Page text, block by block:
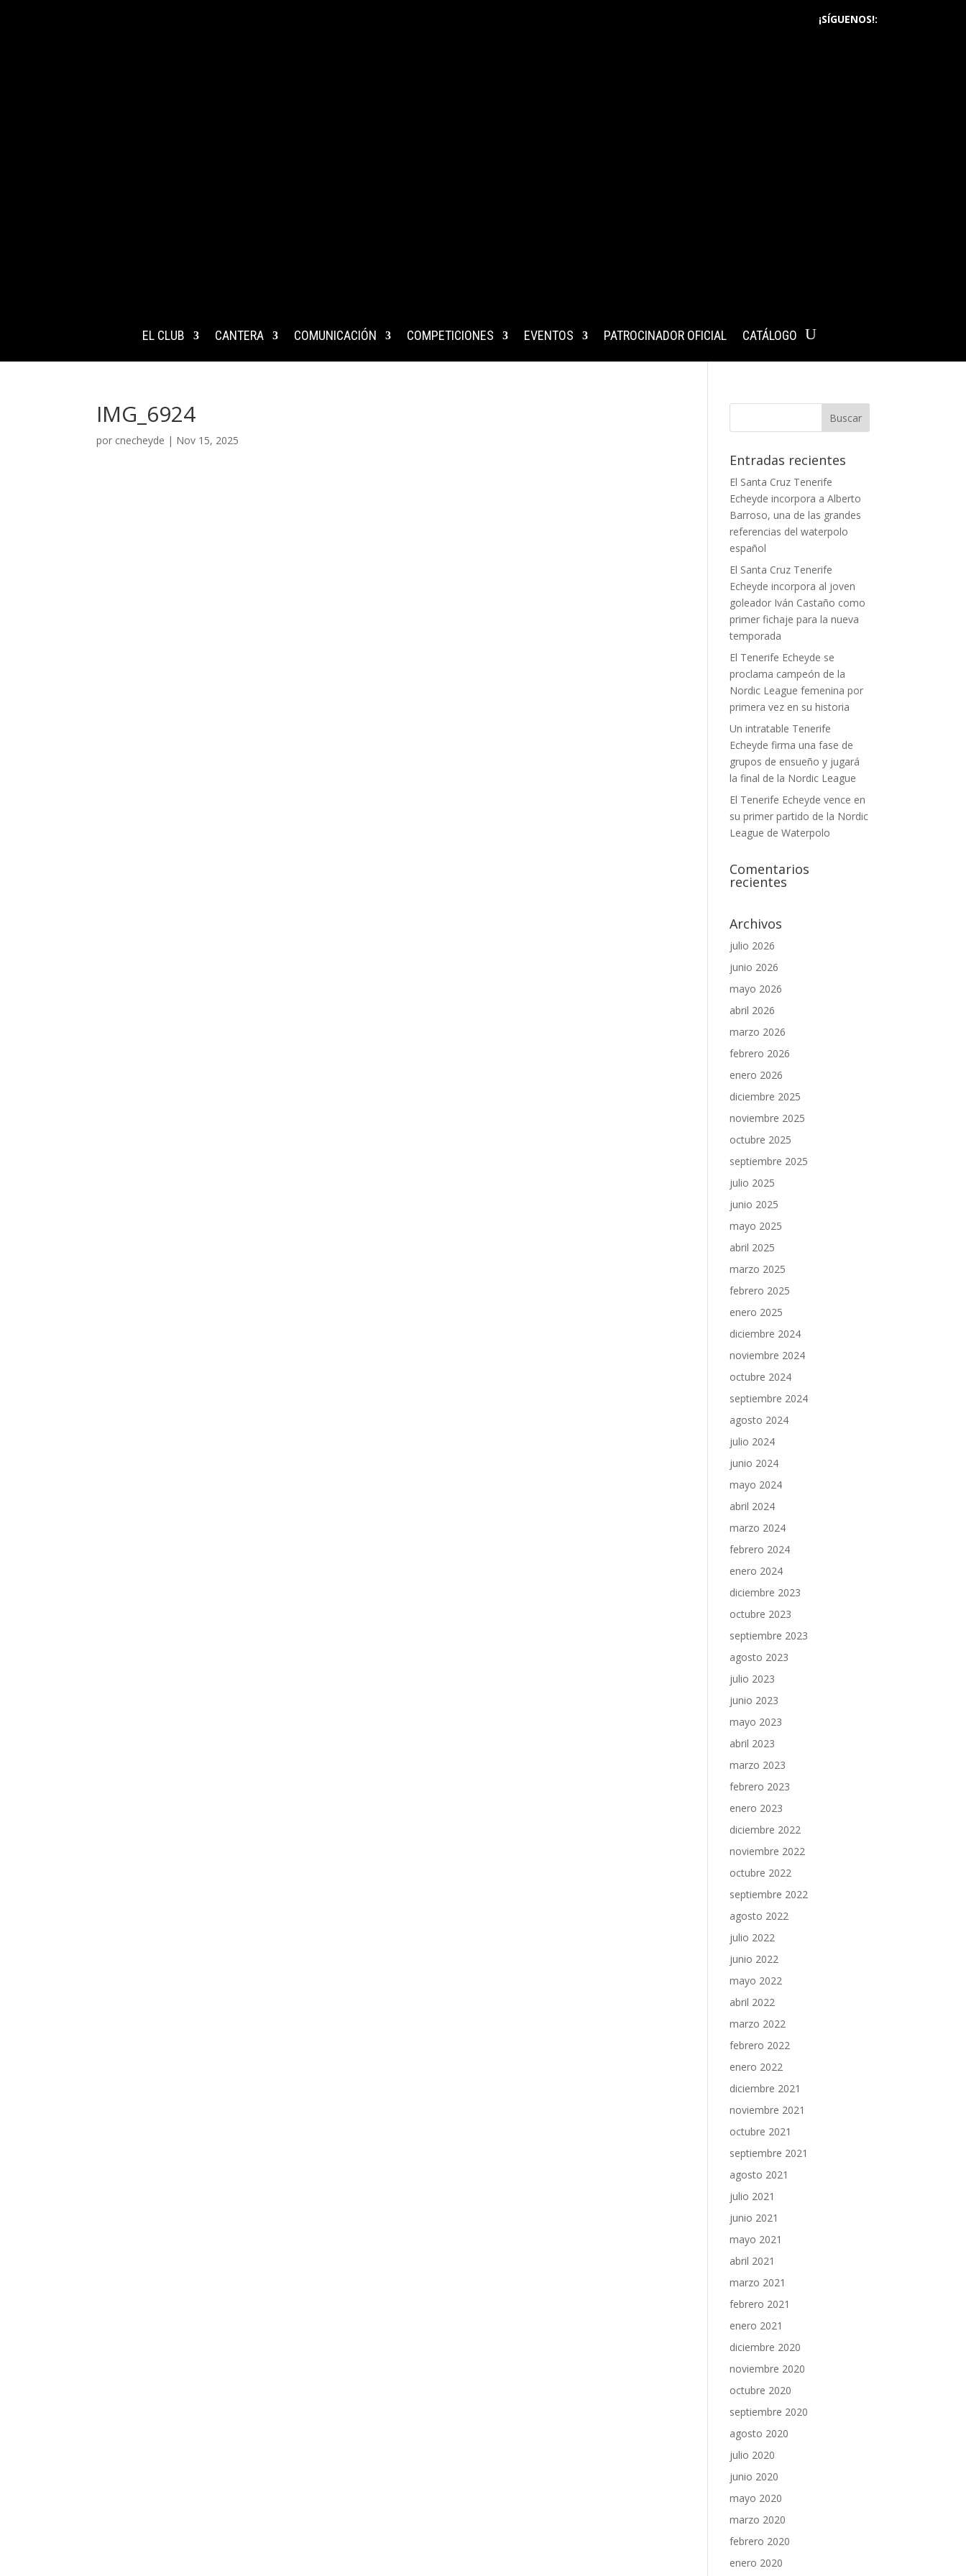
¡SÍGUENOS!:
EL CLUB CANTERA COMUNICACIÓN COMPETICIONES EVENTOS PATROCINADOR OFICIAL CATÁLOGO
IMG_6924
por cnecheyde | Nov 15, 2025
Entradas recientes
El Santa Cruz Tenerife
Echeyde incorpora a Alberto
Barroso, una de las grandes
referencias del waterpolo
español
El Santa Cruz Tenerife
Echeyde incorpora al joven
goleador Iván Castaño como
primer fichaje para la nueva
temporada
El Tenerife Echeyde se
proclama campeón de la
Nordic League femenina por
primera vez en su historia
Un intratable Tenerife
Echeyde firma una fase de
grupos de ensueño y jugará
la final de la Nordic League
El Tenerife Echeyde vence en
su primer partido de la Nordic
League de Waterpolo
Comentarios
recientes
Archivos
julio 2026
junio 2026
mayo 2026
abril 2026
marzo 2026
febrero 2026
enero 2026
diciembre 2025
noviembre 2025
octubre 2025
septiembre 2025
julio 2025
junio 2025
mayo 2025
abril 2025
marzo 2025
febrero 2025
enero 2025
diciembre 2024
noviembre 2024
octubre 2024
septiembre 2024
agosto 2024
julio 2024
junio 2024
mayo 2024
abril 2024
marzo 2024
febrero 2024
enero 2024
diciembre 2023
octubre 2023
septiembre 2023
agosto 2023
julio 2023
junio 2023
mayo 2023
abril 2023
marzo 2023
febrero 2023
enero 2023
diciembre 2022
noviembre 2022
octubre 2022
septiembre 2022
agosto 2022
julio 2022
junio 2022
mayo 2022
abril 2022
marzo 2022
febrero 2022
enero 2022
diciembre 2021
noviembre 2021
octubre 2021
septiembre 2021
agosto 2021
julio 2021
junio 2021
mayo 2021
abril 2021
marzo 2021
febrero 2021
enero 2021
diciembre 2020
noviembre 2020
octubre 2020
septiembre 2020
agosto 2020
julio 2020
junio 2020
mayo 2020
marzo 2020
febrero 2020
enero 2020